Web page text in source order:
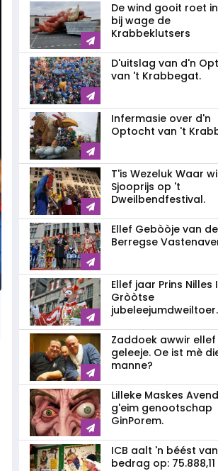
De wind gooit roet
bij wage de
Krabbeklutsers
D'uitslag van d'n
van 't Krabbegat.
Infermasie over d'n
Optocht van 't
T'is Wezeluk Waar
Sjooprijs op 't
Dweilbendfestival.
Ellef Gebòòje van de
Berregse
Ellef jaar Prins Nilles
Gròòtse
jubeleejumdweiltoer.
Zaddoek awwir
geleeje. Oe ist mè
manne?
Lilleke Maskes
g'eim genootschap
GinPorem.
ICB aalt 'n béést
bedrag op: